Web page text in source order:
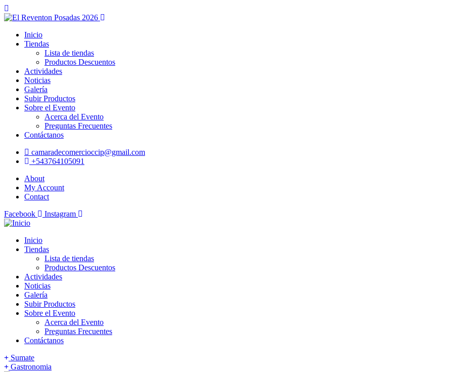
Inicio
Tiendas
Lista de tiendas
Productos Descuentos
Actividades
Noticias
Galería
Subir Productos
Sobre el Evento
Acerca del Evento
Preguntas Frecuentes
Contáctanos
camaradecomercioccip@gmail.com
+543764105091
About
My Account
Contact
Facebook
Instagram
Inicio
Tiendas
Lista de tiendas
Productos Descuentos
Actividades
Noticias
Galería
Subir Productos
Sobre el Evento
Acerca del Evento
Preguntas Frecuentes
Contáctanos
Sumate
Gastronomia